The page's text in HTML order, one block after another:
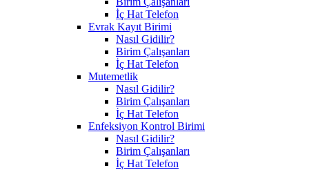
İç Hat Telefon
Evrak Kayıt Birimi
Nasıl Gidilir?
Birim Çalışanları
İç Hat Telefon
Mutemetlik
Nasıl Gidilir?
Birim Çalışanları
İç Hat Telefon
Enfeksiyon Kontrol Birimi
Nasıl Gidilir?
Birim Çalışanları
İç Hat Telefon